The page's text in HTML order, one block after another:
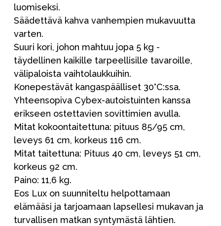
luomiseksi.
Säädettävä kahva vanhempien mukavuutta
varten.
Suuri kori, johon mahtuu jopa 5 kg -
täydellinen kaikille tarpeellisille tavaroille,
välipaloista vaihtolaukkuihin.
Konepestävät kangaspäälliset 30°C:ssa.
Yhteensopiva Cybex-autoistuinten kanssa
erikseen ostettavien sovittimien avulla.
Mitat kokoontaitettuna: pituus 85/95 cm,
leveys 61 cm, korkeus 116 cm.
Mitat taitettuna: Pituus 40 cm, leveys 51 cm,
korkeus 92 cm.
Paino: 11,6 kg.
Eos Lux on suunniteltu helpottamaan
elämääsi ja tarjoamaan lapsellesi mukavan ja
turvallisen matkan syntymästä lähtien.